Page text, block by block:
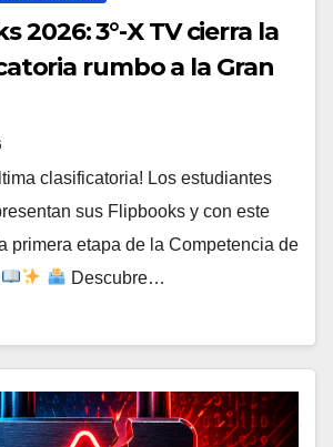
2026: 3°-X TV cierra la
rumbo a la Gran
clasificatoria! Los estudiantes
sus Flipbooks y con este
primera etapa de la Competencia de
Descubre…